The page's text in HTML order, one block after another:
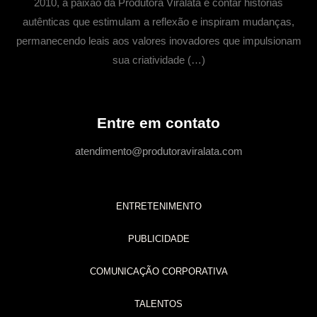
2010, a paixão da Produtora Viralata é contar histórias
autênticas que estimulam a reflexão e inspiram mudanças,
permanecendo leais aos valores inovadores que impulsionam
sua criatividade (…)
ENTRETENIMENTO
PUBLICIDADE
COMUNICAÇÃO CORPORATIVA
TALENTOS
Entre em contato
atendimento@produtoraviralata.com